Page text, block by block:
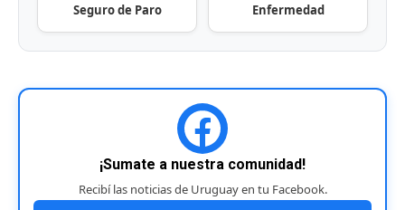
Seguro de Paro Enfermedad
¡Sumate a nuestra comunidad!
Recibí las noticias de Uruguay en tu Facebook.